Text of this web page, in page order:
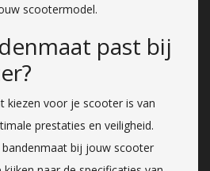
scootermodel.
past bij
kiezen voor je scooter is van
prestaties en veiligheid.
bij jouw scooter